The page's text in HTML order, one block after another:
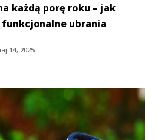
każdą porę roku – jak
ubrania
14, 2025